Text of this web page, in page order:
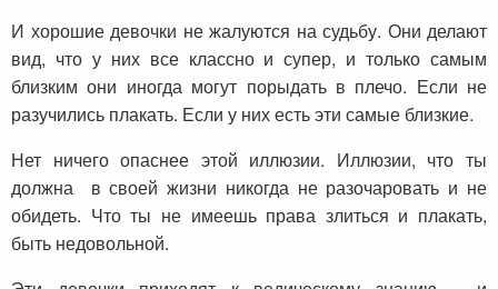
И хорошие девочки не жалуются на судьбу. Они делают
вид, что у них все классно и супер, и только самым
близким они иногда могут порыдать в плечо. Если не
разучились плакать. Если у них есть эти самые близкие.
Нет ничего опаснее этой иллюзии. Иллюзии, что ты
должна в своей жизни никогда не разочаровать и не
обидеть. Что ты не имеешь права злиться и плакать,
быть недовольной.